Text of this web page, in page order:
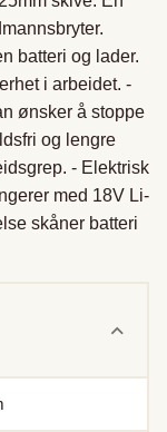
batteri og lader.
i arbeidet. -
ønsker å stoppe
og lengre
- Elektrisk
med 18V Li-
skåner batteri